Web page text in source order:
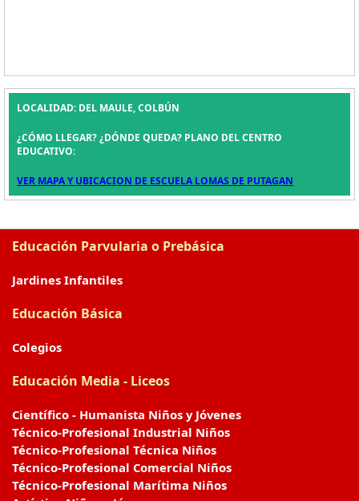
LOCALIDAD: DEL MAULE, COLBÚN
¿CÓMO LLEGAR? ¿DÓNDE QUEDA? PLANO DEL CENTRO
EDUCATIVO:
VER MAPA Y UBICACION DE ESCUELA LOMAS DE PUTAGAN
Educación Parvularia o Prebásica
Jardines Infantiles
Educación Básica
Colegios
Educación Media - Liceos
Científico - Humanista Niños y Jóvenes
Técnico-Profesional Industrial Niños
Técnico-Profesional Técnica Niños
Técnico-Profesional Comercial Niños
Técnico-Profesional Marítima Niños